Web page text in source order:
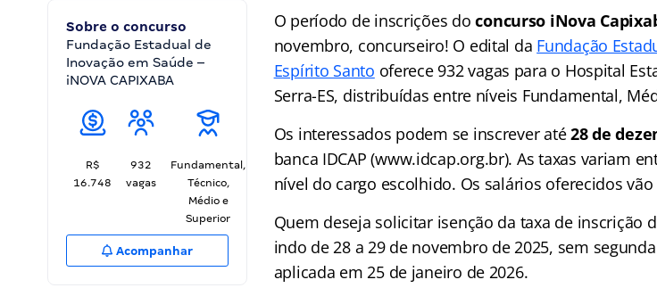
Sobre o concurso
Fundação Estadual de
Inovação em Saúde –
iNOVA CAPIXABA
R$
16.748
932
vagas
Fundamental,
Técnico,
Médio e
Superior
Acompanhar
O período de inscrições doconcurso iNova
novembro, concurseiro! O edital da Fundação
Espírito Santo oferece 932 vagas para o Hospital
Serra-ES, distribuídas entre níveis Fundamental,
Os interessados podem se inscrever até28 de
banca IDCAP (www.idcap.org.br). As taxas variam
nível do cargo escolhido. Os salários oferecidos vão
Quem deseja solicitar isenção da taxa de inscrição
indo de 28 a 29 de novembro de 2025, sem
aplicada em 25 de janeiro de 2026.